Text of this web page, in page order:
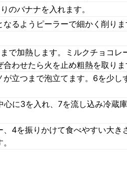
のバナナを入れます。
るようピーラーで細かく削りま
で加熱します。ミルクチョコレ
わせたら火を止め粗熱を取りま
立つまで泡立てます。6を少し
に3を入れ、7を流し込み冷蔵
4を振りかけて食べやすい大き